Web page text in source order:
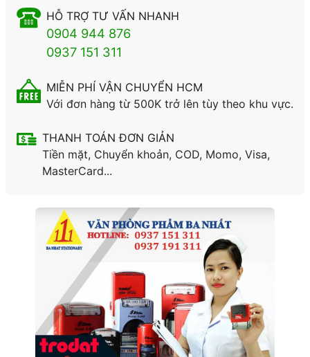
HỖ TRỢ TƯ VẤN NHANH
0904 944 876
0937 151 311
MIỄN PHÍ VẬN CHUYỂN HCM
Với đơn hàng từ 500K trở lên tùy theo khu vực.
THANH TOÁN ĐƠN GIẢN
Tiền mặt, Chuyển khoản, COD, Momo, Visa,
MasterCard...